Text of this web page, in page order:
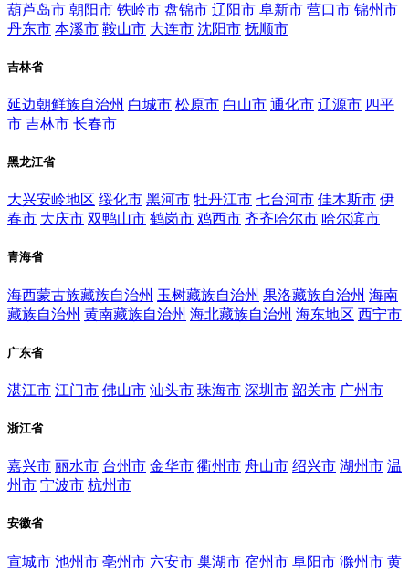
葫芦岛市 朝阳市 铁岭市 盘锦市 辽阳市 阜新市 营口市 锦州市
丹东市 本溪市 鞍山市 大连市 沈阳市 抚顺市
吉林省
延边朝鲜族自治州 白城市 松原市 白山市 通化市 辽源市 四平
市 吉林市 长春市
黑龙江省
大兴安岭地区 绥化市 黑河市 牡丹江市 七台河市 佳木斯市 伊
春市 大庆市 双鸭山市 鹤岗市 鸡西市 齐齐哈尔市 哈尔滨市
青海省
海西蒙古族藏族自治州 玉树藏族自治州 果洛藏族自治州 海南
藏族自治州 黄南藏族自治州 海北藏族自治州 海东地区 西宁市
广东省
湛江市 江门市 佛山市 汕头市 珠海市 深圳市 韶关市 广州市
浙江省
嘉兴市 丽水市 台州市 金华市 衢州市 舟山市 绍兴市 湖州市 温
州市 宁波市 杭州市
安徽省
宣城市 池州市 亳州市 六安市 巢湖市 宿州市 阜阳市 滁州市 黄